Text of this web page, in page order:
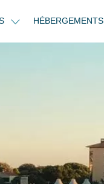
HÉBERGEMENTS